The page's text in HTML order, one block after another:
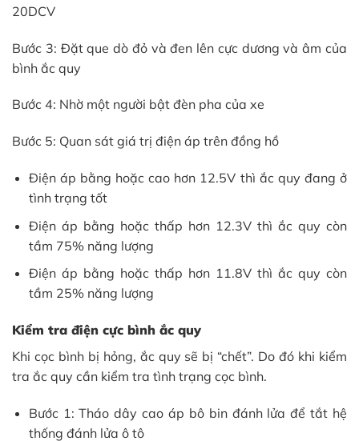
20DCV
Bước 3: Đặt que dò đỏ và đen lên cực dương và âm của
bình ắc quy
Bước 4: Nhờ một người bật đèn pha của xe
Bước 5: Quan sát giá trị điện áp trên đồng hồ
Điện áp bằng hoặc cao hơn 12.5V thì ắc quy đang ở
tình trạng tốt
Điện áp bằng hoặc thấp hơn 12.3V thì ắc quy còn
tầm 75% năng lượng
Điện áp bằng hoặc thấp hơn 11.8V thì ắc quy còn
tầm 25% năng lượng
Kiểm tra điện cực bình ắc quy
Khi cọc bình bị hỏng, ắc quy sẽ bị “chết”. Do đó khi kiểm
tra ắc quy cần kiểm tra tình trạng cọc bình.
Bước 1: Tháo dây cao áp bô bin đánh lửa để tắt hệ
thống đánh lửa ô tô